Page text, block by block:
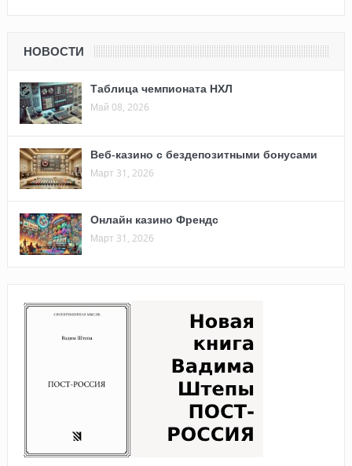
НОВОСТИ
Таблица чемпионата НХЛ
Май 08, 2026
Веб-казино с бездепозитными бонусами
Март 31, 2026
Онлайн казино Френдс
Март 31, 2026